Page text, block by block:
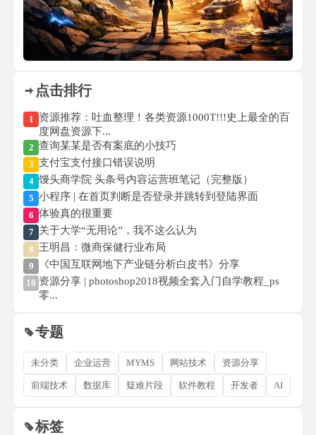
点击排行
1 资源推荐：吐血整理！各类资源1000T!!!史上最全的百
度网盘资源下...
2 查询某某是否有案底的小技巧
3 支付宝支付接口错误说明
4 馒头商学院 头条号内容运营班笔记（完整版）
5 小程序 | 在首页判断是否登录并跳转到登陆界面
6 体验真的很重要
7 关于大学“无用论”，我不这么认为
8 王明昌：微商保健行业布局
9 《中国互联网地下产业链分析白皮书》分享
10 资源分享 | photoshop2018视频全套入门自学教程_ps
零...
专题
未分类 企业运营 MYMS 网站技术 资源分享
前端技术 数据库 疑难片段 软件教程 开发者 AI
标签